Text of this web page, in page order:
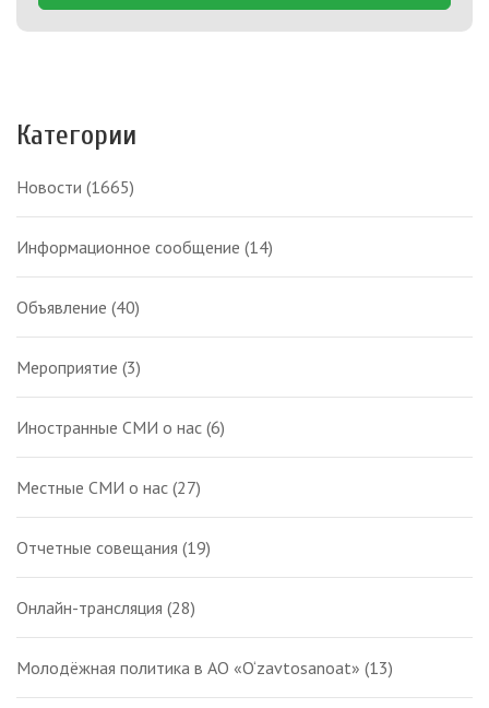
Категории
Новости (1665)
Информационное сообщение (14)
Объявление (40)
Мероприятие (3)
Иностранные СМИ о нас (6)
Местные СМИ о нас (27)
Отчетные совещания (19)
Онлайн-трансляция (28)
Молодёжная политика в АО «O‘zavtosanoat» (13)